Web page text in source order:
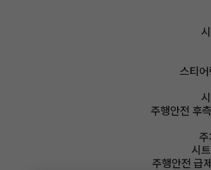
스티
주행안전 후
주
시
주행안전 급